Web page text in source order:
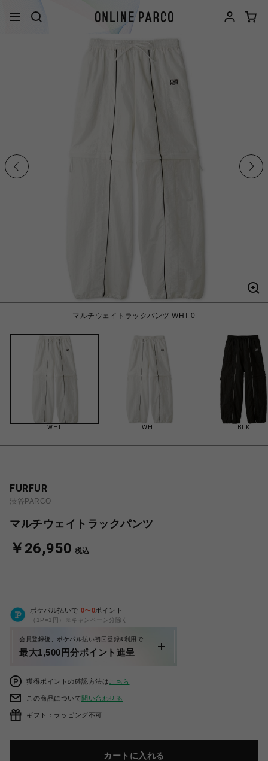
マルチウェイトラックパンツ WHT 0
WHT WHT BLK
FURFUR
渋谷PARCO
マルチウェイトラックパンツ
￥26,950 税込
ポケパル払いで 0〜0ポイント
（1P=1円）※キャンペーン分除く
会員登録後、ポケパル払い初回登録&利用で
最大1,500円分ポイント進呈
獲得ポイントの確認方法は こちら
この商品について問い合わせる
ギフト：ラッピング不可
カートに入れる